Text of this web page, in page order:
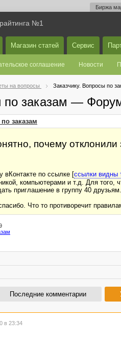
Биржа
№1
Магазин статей Сервис
соглашение Новости
на вопросы Заказчику. Вопросы по
по заказам —
заказам
почему отклонили
вКонтакте по ссылке [ссылки видны
компьютерами и т.д. Для
приглашение в группу 40
Что то противоречит
Последние комментарии
в 23:34